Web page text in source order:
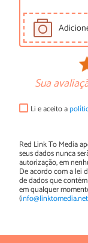
Sua
Li e aceito a
Red Link To Media
seus dados nunca
autorização, em
De acordo com a lei
de dados que
em qualquer
(info@linktomedia.net